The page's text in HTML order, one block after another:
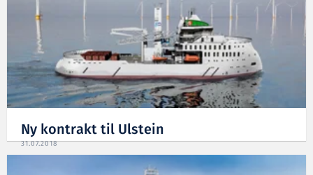
Ny kontrakt til Ulstein
31.07.2018